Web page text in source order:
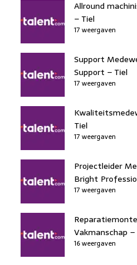
Allround
– Tiel
17 weergaven
Support
Support – Tiel
17 weergaven
Tiel
17 weergaven
Projectleider
Bright
17 weergaven
Vakmanschap –
16 weergaven